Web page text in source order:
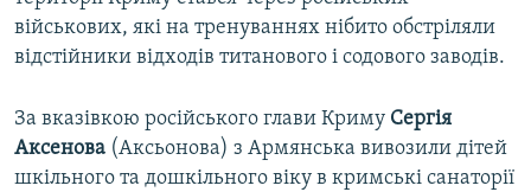
військових, які на тренуваннях нібито обстріляли
відстійники відходів титанового і содового заводів.
За вказівкою російського глави Криму Сергія
Аксенова (Аксьонова) з Армянська вивозили дітей
шкільного та дошкільного віку в кримські санаторії